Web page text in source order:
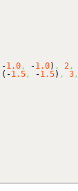
-1.0, -1.0) , 2,
( -1.5, -1.5) , 3,